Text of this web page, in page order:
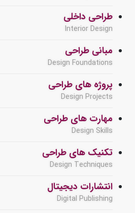
طراحی داخلی
Interior Design
مبانی طراحی
Design Foundations
پروژه های طراحی
Design Projects
مهارت های طراحی
Design Skills
تکنیک های طراحی
Design Techniques
انتشارات دیجیتال
Digital Publishing